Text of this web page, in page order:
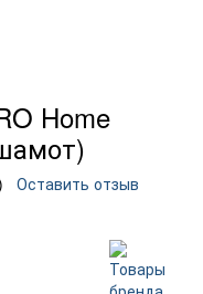
Home
Оставить отзыв